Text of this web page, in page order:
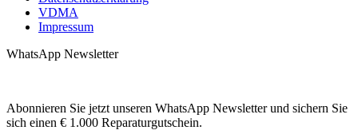
VDMA
Impressum
WhatsApp Newsletter
Abonnieren Sie jetzt unseren WhatsApp Newsletter und sichern Sie
sich einen € 1.000 Reparaturgutschein.